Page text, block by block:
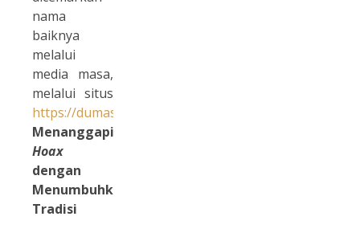
nama
baiknya
melalui
media masa,
melalui situs
https://dumas.kominfo.go.id/
Menanggapi
Hoax
dengan
Menumbuhkan
Tradisi